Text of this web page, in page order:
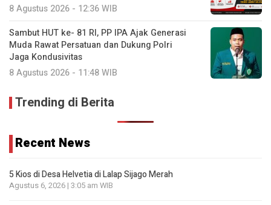
8 Agustus 2026 - 12:36 WIB
Sambut HUT ke- 81 RI, PP IPA Ajak Generasi
Muda Rawat Persatuan dan Dukung Polri
Jaga Kondusivitas
8 Agustus 2026 - 11:48 WIB
Trending di Berita
Recent News
5 Kios di Desa Helvetia di Lalap Sijago Merah
Agustus 6, 2026 | 3:05 am WIB